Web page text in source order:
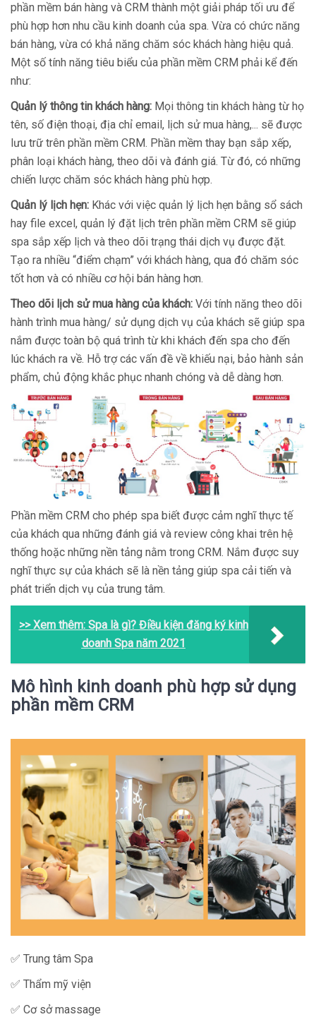
phần mềm bán hàng và CRM thành một giải pháp tối ưu để
phù hợp hơn nhu cầu kinh doanh của spa. Vừa có chức năng
bán hàng, vừa có khả năng chăm sóc khách hàng hiệu quả.
Một số tính năng tiêu biểu của phần mềm CRM phải kể đến
như:
Quản lý thông tin khách hàng: Mọi thông tin khách hàng từ họ
tên, số điện thoại, địa chỉ email, lịch sử mua hàng,... sẽ được
lưu trữ trên phần mềm CRM. Phần mềm thay bạn sắp xếp,
phân loại khách hàng, theo dõi và đánh giá. Từ đó, có những
chiến lược chăm sóc khách hàng phù hợp.
Quản lý lịch hẹn: Khác với việc quản lý lịch hẹn bằng sổ sách
hay file excel, quản lý đặt lịch trên phần mềm CRM sẽ giúp
spa sắp xếp lịch và theo dõi trạng thái dịch vụ được đặt.
Tạo ra nhiều “điểm chạm” với khách hàng, qua đó chăm sóc
tốt hơn và có nhiều cơ hội bán hàng hơn.
Theo dõi lịch sử mua hàng của khách: Với tính năng theo dõi
hành trình mua hàng/ sử dụng dịch vụ của khách sẽ giúp spa
nắm được toàn bộ quá trình từ khi khách đến spa cho đến
lúc khách ra về. Hỗ trợ các vấn đề về khiếu nại, bảo hành sản
phẩm, chủ động khắc phục nhanh chóng và dễ dàng hơn.
Phần mềm CRM cho phép spa biết được cảm nghĩ thực tế
của khách qua những đánh giá và review công khai trên hệ
thống hoặc những nền tảng nằm trong CRM. Nắm được suy
nghĩ thực sự của khách sẽ là nền tảng giúp spa cải tiến và
phát triển dịch vụ của trung tâm.
>> Xem thêm: Spa là gì? Điều kiện đăng ký kinh
doanh Spa năm 2021
Mô hình kinh doanh phù hợp sử dụng
phần mềm CRM
✅ Trung tâm Spa
✅ Thẩm mỹ viện
✅ Cơ sở massage